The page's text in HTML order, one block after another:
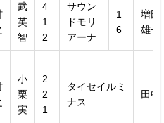
武
英
智
4
1
2
サウン
ドモリ
アーナ
1
6
増田
雄一
小
栗
実
2
2
1
タイセイルミ
ナス
田中